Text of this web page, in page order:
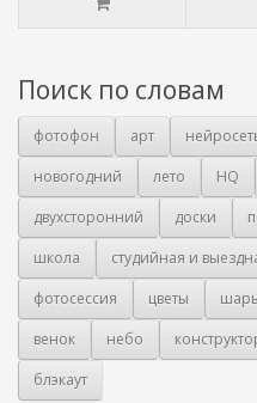
Поиск по словам
фотофон арт
новогодний
лето HQ
двухсторонний
доски
школа
студийная и
фотосессия
цветы
венок
небо
блэкаут